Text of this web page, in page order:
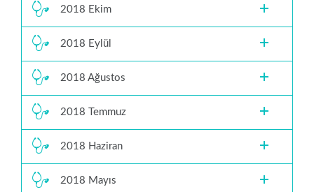
2018 Ekim
2018 Eylül
2018 Ağustos
2018 Temmuz
2018 Haziran
2018 Mayıs